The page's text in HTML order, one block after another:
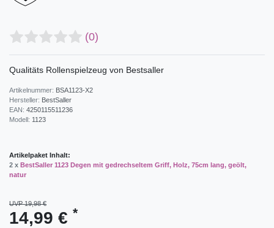
(0)
Qualitäts Rollenspielzeug von Bestsaller
Artikelnummer: BSA1123-X2
Hersteller: BestSaller
EAN: 4250115511236
Modell: 1123
Artikelpaket Inhalt:
2 x BestSaller 1123 Degen mit gedrechseltem Griff, Holz, 75cm lang, geölt,
natur
UVP 19,98 €
14,99 € *